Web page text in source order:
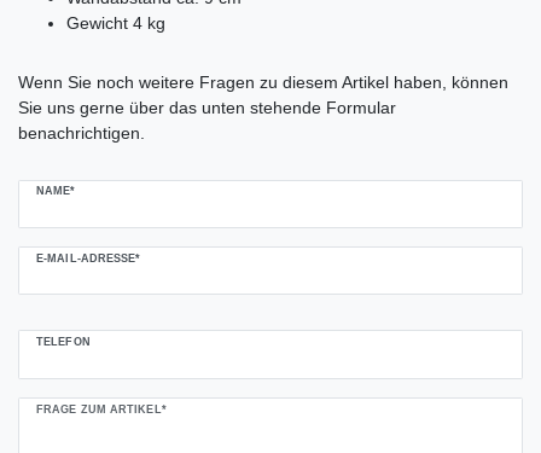
Gewicht 4 kg
Wenn Sie noch weitere Fragen zu diesem Artikel haben, können
Sie uns gerne über das unten stehende Formular
benachrichtigen.
NAME*
E-MAIL-ADRESSE*
TELEFON
FRAGE ZUM ARTIKEL*